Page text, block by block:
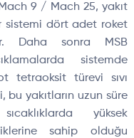
9 / Mach 25, yakıt
sistemi dört adet roket
Daha sonra MSB
sistemde
tetraoksit türevi sıvı
bu yakıtların uzun süre
yüksek
sahip olduğu